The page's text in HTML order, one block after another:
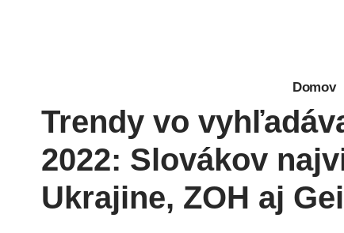
Domov
Trendy vo
2022: Slovákov
Ukrajine, ZOH aj